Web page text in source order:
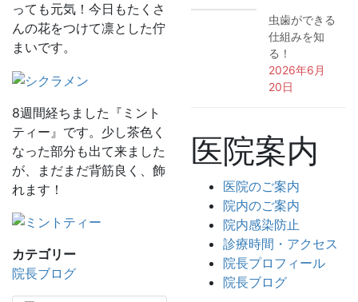
っても元気！今日もたくさ
んの花をつけて凛とした佇
まいです。
8週間経ちました『ミント
ティー』です。少し茶色く
なった部分も出て来ました
が、まだまだ背筋良く、飾
れます！
カテゴリー
院長ブログ
虫歯ができる
仕組みを知
る！
2026年6月
20日
医院案内
医院のご案内
院内のご案内
院内感染防止
診療時間・アクセス
院長プロフィール
院長ブログ